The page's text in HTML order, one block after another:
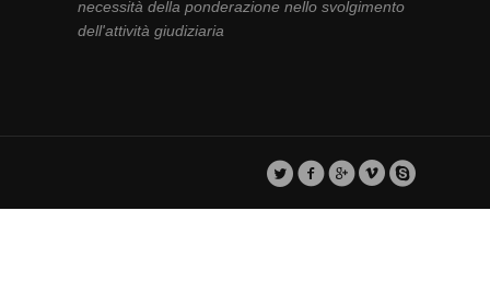
necessità della ponderazione nello svolgimento
dell'attività giudiziaria